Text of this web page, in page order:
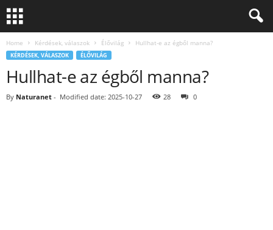
Home Kérdések, válaszok Élővilág Hullhat-e az égből manna?
KÉRDÉSEK, VÁLASZOK ÉLŐVILÁG
Hullhat-e az égből manna?
By Naturanet - Modified date: 2025-10-27 28 0